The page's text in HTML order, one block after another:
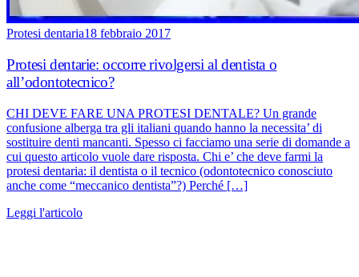
Protesi dentaria18 febbraio 2017
Protesi dentarie: occorre rivolgersi al dentista o
all’odontotecnico?
CHI DEVE FARE UNA PROTESI DENTALE? Un grande
confusione alberga tra gli italiani quando hanno la necessita’ di
sostituire denti mancanti. Spesso ci facciamo una serie di domande a
cui questo articolo vuole dare risposta. Chi e’ che deve farmi la
protesi dentaria: il dentista o il tecnico (odontotecnico conosciuto
anche come “meccanico dentista”?) Perché […]
Leggi l'articolo